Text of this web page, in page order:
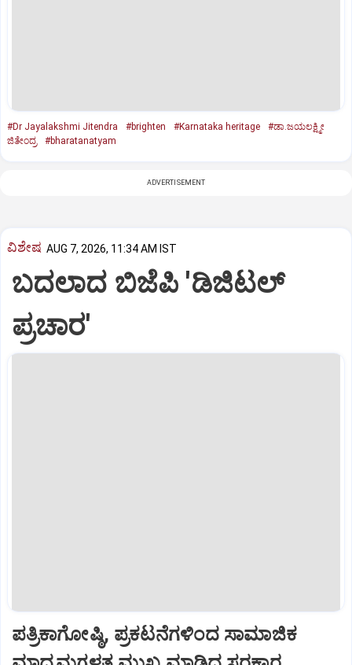
#Dr Jayalakshmi Jitendra #brighten #Karnataka heritage
#ಡಾ.ಜಯಲಕ್ಷ್ಮೀ
ಜಿತೇಂದ್ರ
#bharatanatyam
ADVERTISEMENT
ವಿಶೇಷ AUG 7, 2026, 11:34 AM IST
ಬದಲಾದ ಬಿಜೆಪಿ 'ಡಿಜಿಟಲ್‌
ಪ್ರಚಾರ'
ಪತ್ರಿಕಾಗೋಷ್ಠಿ, ಪ್ರಕಟನೆಗಳಿಂದ ಸಾಮಾಜಿಕ